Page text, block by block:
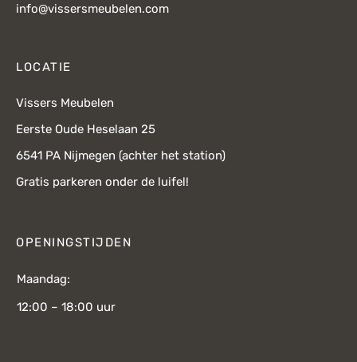
info@vissersmeubelen.com
LOCATIE
Vissers Meubelen
Eerste Oude Heselaan 25
6541 PA Nijmegen (achter het station)
Gratis parkeren onder de luifel!
OPENINGSTIJDEN
Maandag:
12:00 – 18:00 uur